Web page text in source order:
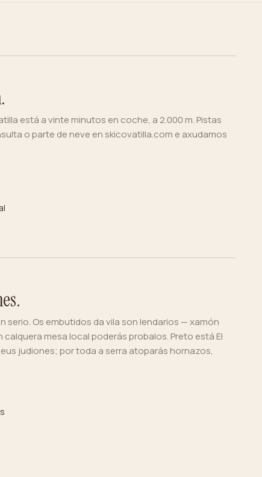
está a vinte minutos en coche, a 2.000 m. Pistas
o parte de neve en skicovatilla.com e axudamos
serio. Os embutidos da vila son lendarios — xamón
mesa local poderás probalos. Preto está El
judiones; por toda a serra atoparás hornazos,